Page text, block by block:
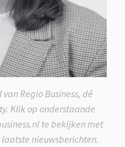
Regio Business, dé
Klik op onderstaande
te bekijken met
nieuwsberichten.